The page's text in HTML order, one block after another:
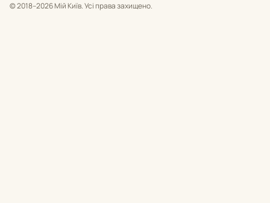
© 2018–2026 Мій Київ. Усі права захищено.